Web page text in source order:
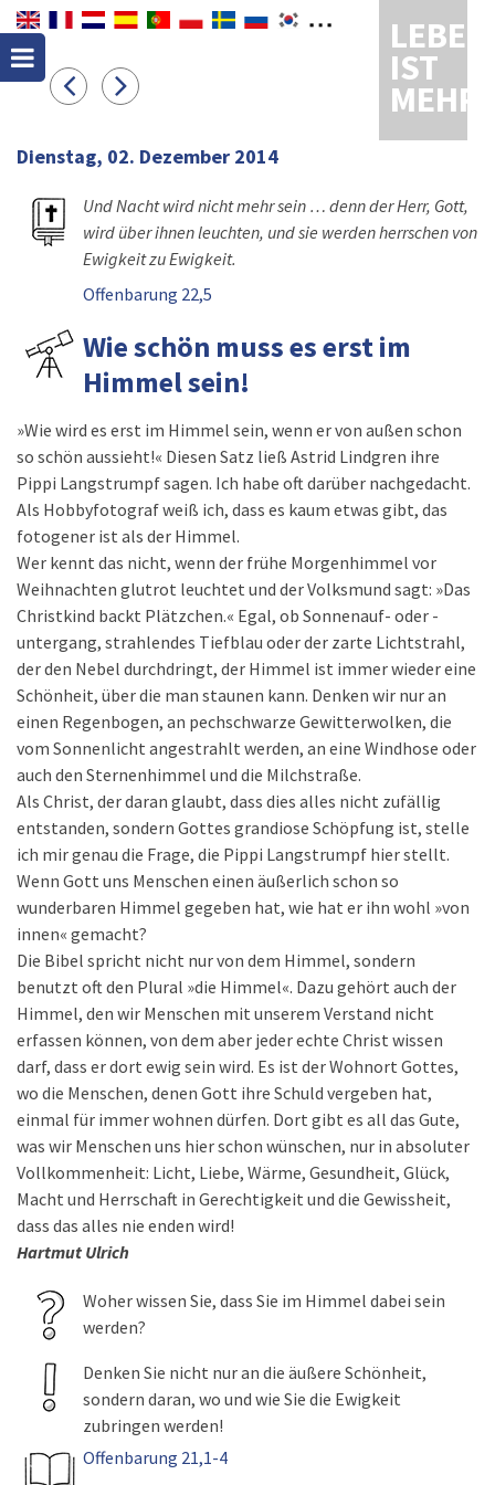
LEBEN
IST
MEHR
Dienstag, 02. Dezember 2014
Und Nacht wird nicht mehr sein … denn der Herr, Gott,
wird über ihnen leuchten, und sie werden herrschen von
Ewigkeit zu Ewigkeit.
Offenbarung 22,5
Wie schön muss es erst im
Himmel sein!
»Wie wird es erst im Himmel sein, wenn er von außen schon
so schön aussieht!« Diesen Satz ließ Astrid Lindgren ihre
Pippi Langstrumpf sagen. Ich habe oft darüber nachgedacht.
Als Hobbyfotograf weiß ich, dass es kaum etwas gibt, das
fotogener ist als der Himmel.
Wer kennt das nicht, wenn der frühe Morgenhimmel vor
Weihnachten glutrot leuchtet und der Volksmund sagt: »Das
Christkind backt Plätzchen.« Egal, ob Sonnenauf- oder -
untergang, strahlendes Tiefblau oder der zarte Lichtstrahl,
der den Nebel durchdringt, der Himmel ist immer wieder eine
Schönheit, über die man staunen kann. Denken wir nur an
einen Regenbogen, an pechschwarze Gewitterwolken, die
vom Sonnenlicht angestrahlt werden, an eine Windhose oder
auch den Sternenhimmel und die Milchstraße.
Als Christ, der daran glaubt, dass dies alles nicht zufällig
entstanden, sondern Gottes grandiose Schöpfung ist, stelle
ich mir genau die Frage, die Pippi Langstrumpf hier stellt.
Wenn Gott uns Menschen einen äußerlich schon so
wunderbaren Himmel gegeben hat, wie hat er ihn wohl »von
innen« gemacht?
Die Bibel spricht nicht nur von dem Himmel, sondern
benutzt oft den Plural »die Himmel«. Dazu gehört auch der
Himmel, den wir Menschen mit unserem Verstand nicht
erfassen können, von dem aber jeder echte Christ wissen
darf, dass er dort ewig sein wird. Es ist der Wohnort Gottes,
wo die Menschen, denen Gott ihre Schuld vergeben hat,
einmal für immer wohnen dürfen. Dort gibt es all das Gute,
was wir Menschen uns hier schon wünschen, nur in absoluter
Vollkommenheit: Licht, Liebe, Wärme, Gesundheit, Glück,
Macht und Herrschaft in Gerechtigkeit und die Gewissheit,
dass das alles nie enden wird!
Hartmut Ulrich
Woher wissen Sie, dass Sie im Himmel dabei sein
werden?
Denken Sie nicht nur an die äußere Schönheit,
sondern daran, wo und wie Sie die Ewigkeit
zubringen werden!
Offenbarung 21,1-4